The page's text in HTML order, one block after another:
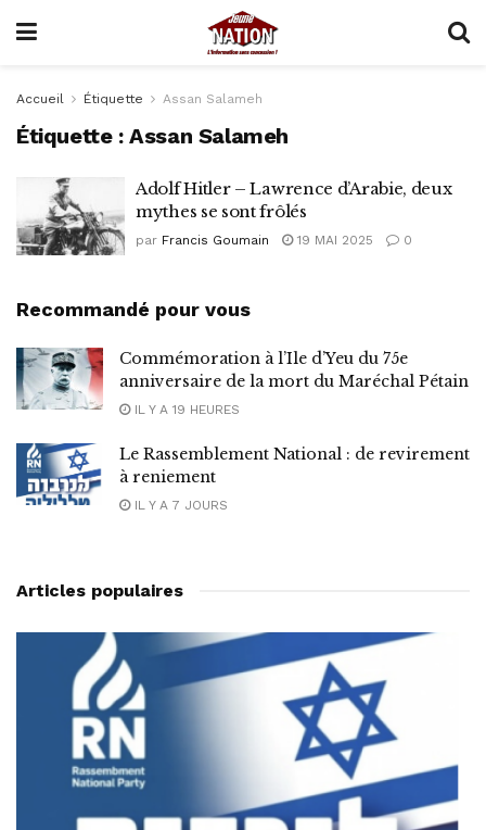
Accueil Étiquette Assan Salameh
Étiquette :Assan Salameh
Adolf Hitler – Lawrence d’Arabie, deux
mythes se sont frôlés
par Francis Goumain 19 MAI 2025 0
Recommandé pour vous
Commémoration à l’Ile d’Yeu du 75e
anniversaire de la mort du Maréchal Pétain
IL Y A 19 HEURES
Le Rassemblement National : de revirement
à reniement
IL Y A 7 JOURS
Articles populaires